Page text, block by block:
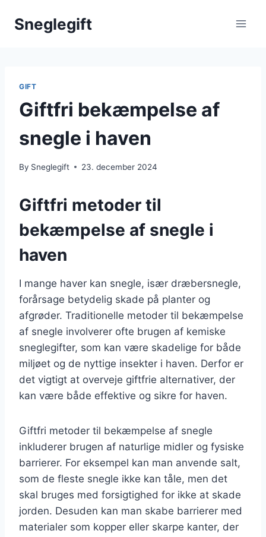
Sneglegift
GIFT
Giftfri bekæmpelse af
snegle i haven
By Sneglegift 23. december 2024
Giftfri metoder til
bekæmpelse af snegle i
haven
I mange haver kan snegle, især dræbersnegle,
forårsage betydelig skade på planter og
afgrøder. Traditionelle metoder til bekæmpelse
af snegle involverer ofte brugen af kemiske
sneglegifter, som kan være skadelige for både
miljøet og de nyttige insekter i haven. Derfor er
det vigtigt at overveje giftfrie alternativer, der
kan være både effektive og sikre for haven.
Giftfri metoder til bekæmpelse af snegle
inkluderer brugen af naturlige midler og fysiske
barrierer. For eksempel kan man anvende salt,
som de fleste snegle ikke kan tåle, men det
skal bruges med forsigtighed for ikke at skade
jorden. Desuden kan man skabe barrierer med
materialer som kopper eller skarpe kanter, der